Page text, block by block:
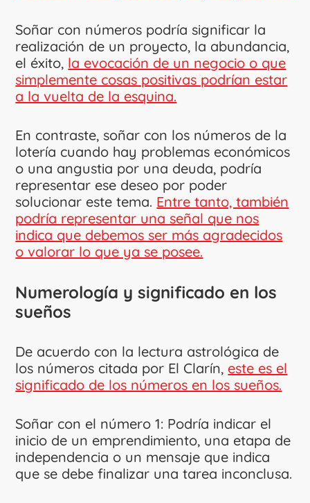
Soñar con números podría significar la
realización de un proyecto, la abundancia,
el éxito, la evocación de un negocio o que
simplemente cosas positivas podrían estar
a la vuelta de la esquina.
En contraste, soñar con los números de la
lotería cuando hay problemas económicos
o una angustia por una deuda, podría
representar ese deseo por poder
solucionar este tema. Entre tanto, también
podría representar una señal que nos
indica que debemos ser más agradecidos
o valorar lo que ya se posee.
Numerología y significado en los
sueños
De acuerdo con la lectura astrológica de
los números citada por El Clarín, este es el
significado de los números en los sueños.
Soñar con el número 1: Podría indicar el
inicio de un emprendimiento, una etapa de
independencia o un mensaje que indica
que se debe finalizar una tarea inconclusa.